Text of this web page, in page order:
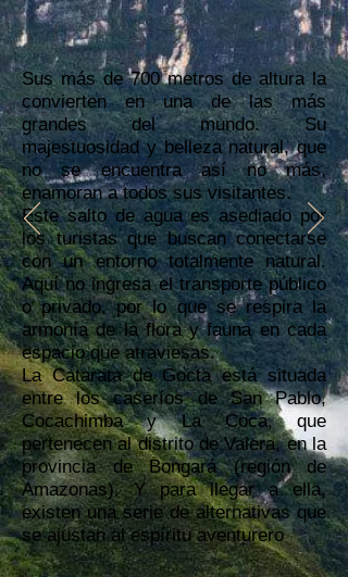
Sus más de 700 metros de altura la
convierten en una de las más
grandes del mundo. Su
majestuosidad y belleza natural, que
no se encuentra así no más,
enamoran a todos sus visitantes.
Este salto de agua es asediado por
los turistas que buscan conectarse
con un entorno totalmente natural.
Aquí no ingresa el transporte público
o privado, por lo que se respira la
armonía de la flora y fauna en cada
espacio que atraviesas.
La Catarata de Gocta está situada
entre los caseríos de San Pablo,
Cocachimba y La Coca, que
pertenecen al distrito de Valera, en la
provincia de Bongará (región de
Amazonas). Y para llegar a ella,
existen una serie de alternativas que
se ajustan al espíritu aventurero